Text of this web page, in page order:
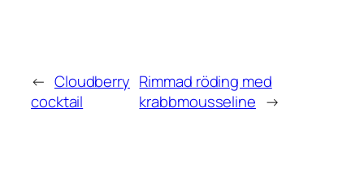
← Cloudberry
cocktail
Rimmad röding med
krabbmousseline →